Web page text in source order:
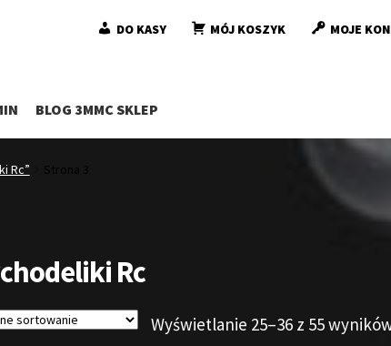
DO KASY MÓJ KOSZYK MOJE
BLOG 3MMC SKLEP
Rc”
Rc
Wyświetlanie 25–36 z 55